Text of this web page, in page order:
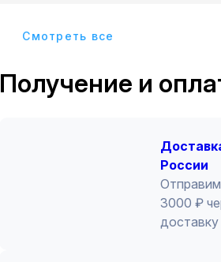
Cмотреть все
Получение и
России
3000 ₽